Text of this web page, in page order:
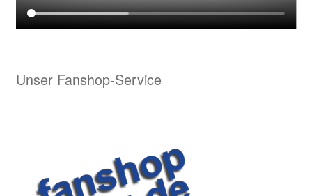
Lasergravuren von Waldrian – ein schneidiges
Lederarbeiten aus dem Hause Waldrian – Hommage
Wappenmalerei von Waldrian
Unser Fanshop-Service